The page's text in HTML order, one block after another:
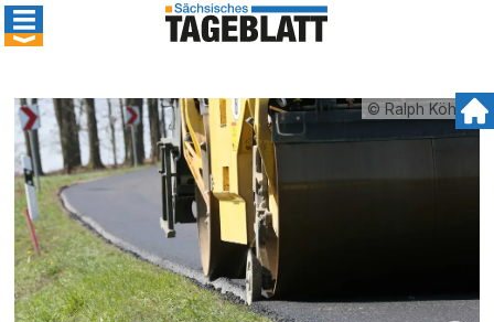
© Ralph Köhler